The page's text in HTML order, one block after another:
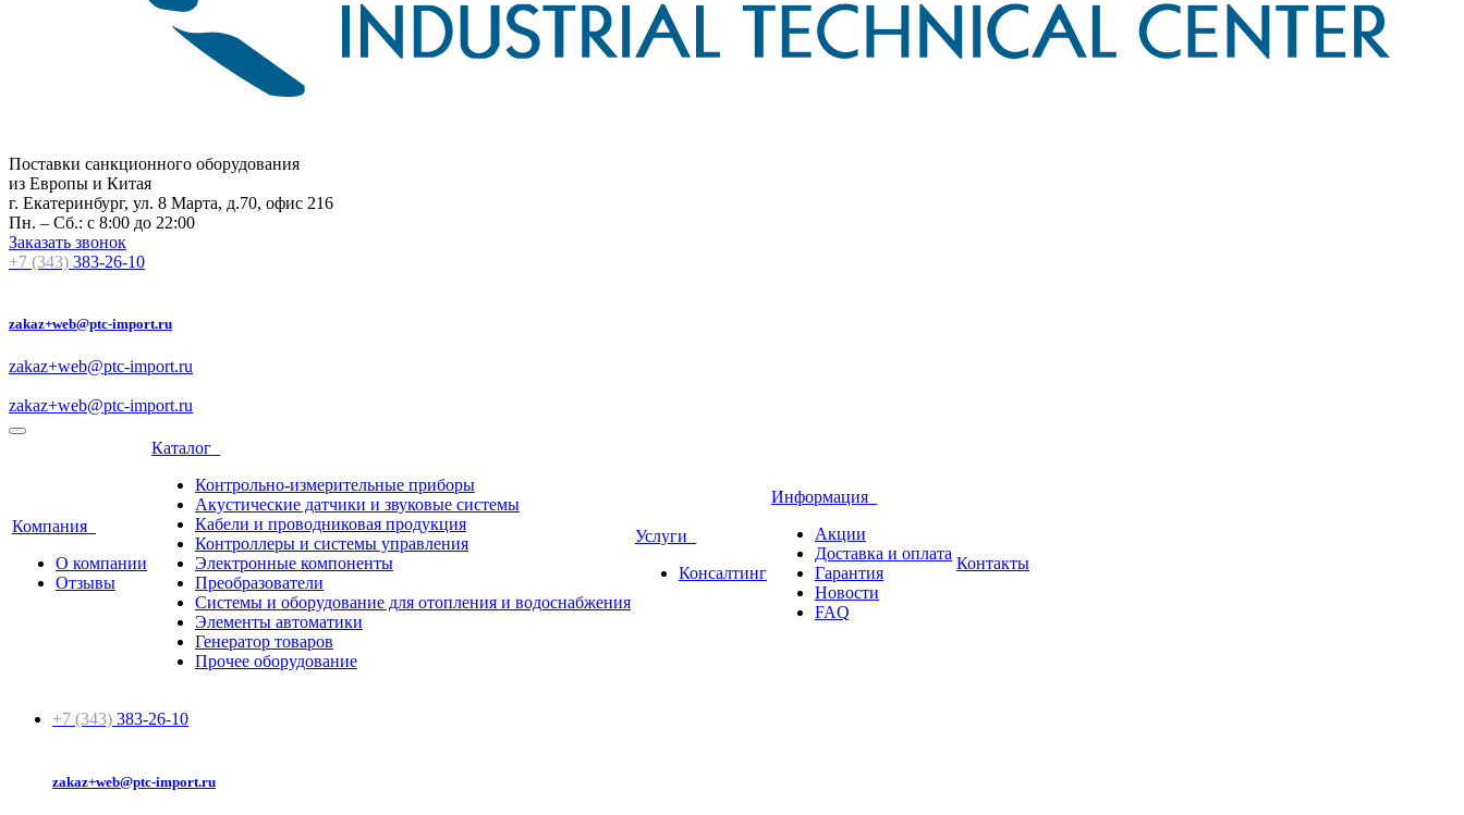
Поставки санкционного оборудования
из Европы и Китая
г. Екатеринбург, ул. 8 Марта, д.70, офис 216
Пн. – Сб.: с 8:00 до 22:00
Заказать звонок
+7 (343) 383-26-10
zakaz+web@ptc-import.ru
zakaz+web@ptc-import.ru
zakaz+web@ptc-import.ru
Компания
О компании
Отзывы
Каталог
Контрольно-измерительные приборы
Акустические датчики и звуковые системы
Кабели и проводниковая продукция
Контроллеры и системы управления
Электронные компоненты
Преобразователи
Системы и оборудование для отопления и водоснабжения
Элементы автоматики
Генератор товаров
Прочее оборудование
Услуги
Консалтинг
Информация
Акции
Доставка и оплата
Гарантия
Новости
FAQ
Контакты
+7 (343) 383-26-10
zakaz+web@ptc-import.ru